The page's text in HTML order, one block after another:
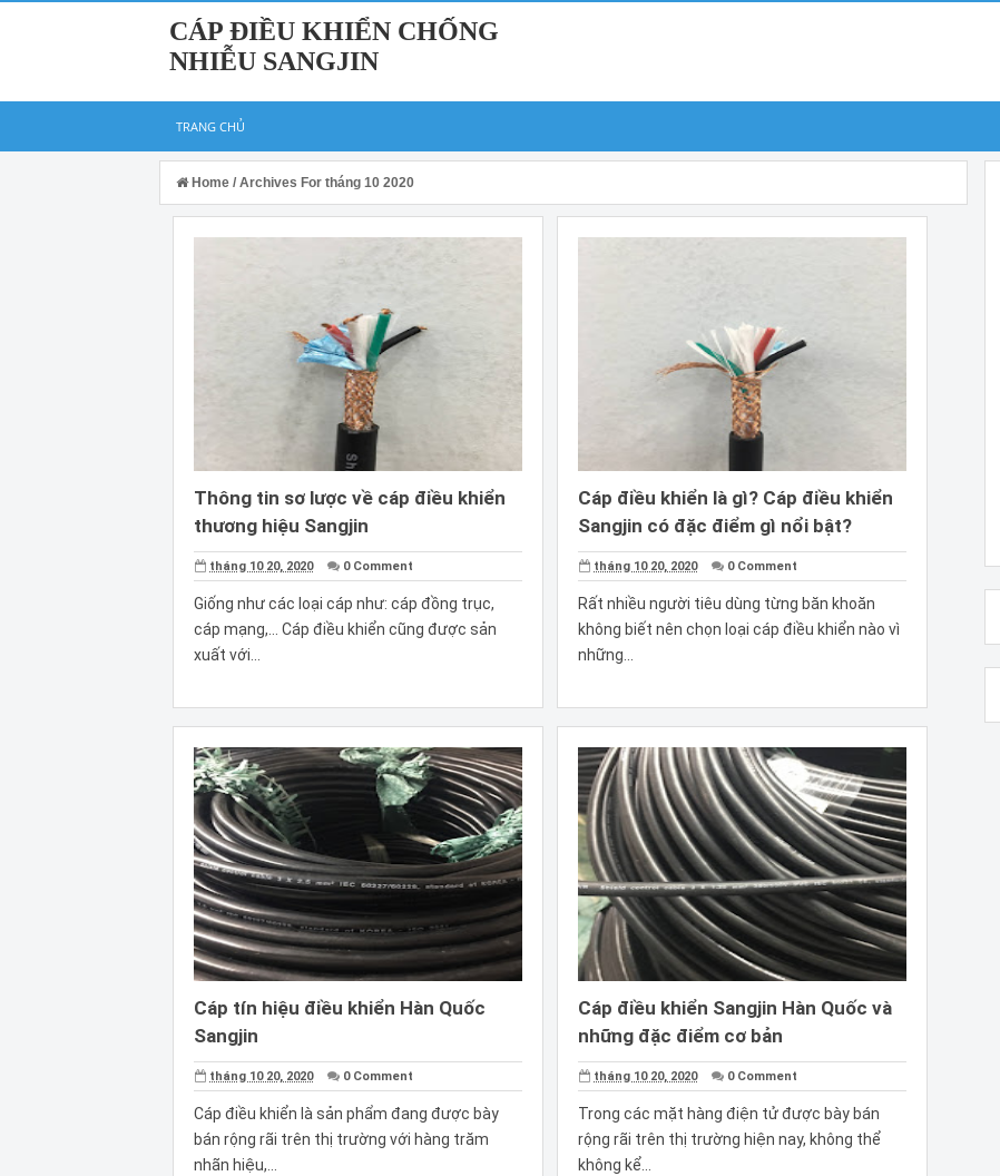
CÁP ĐIỀU KHIỂN CHỐNG
NHIỄU SANGJIN
TRANG CHỦ
Home / Archives For tháng 10 2020
Thông tin sơ lược về cáp điều khiển
thương hiệu Sangjin
tháng 10 20, 2020 0 Comment
Giống như các loại cáp như: cáp đồng trục,
cáp mạng,… Cáp điều khiển cũng được sản
xuất với...
Cáp điều khiển là gì? Cáp điều khiển
Sangjin có đặc điểm gì nổi bật?
tháng 10 20, 2020 0 Comment
Rất nhiều người tiêu dùng từng băn khoăn
không biết nên chọn loại cáp điều khiển nào vì
những...
Cáp tín hiệu điều khiển Hàn Quốc
Sangjin
tháng 10 20, 2020 0 Comment
Cáp điều khiển là sản phẩm đang được bày
bán rộng rãi trên thị trường với hàng trăm
nhãn hiệu,...
Cáp điều khiển Sangjin Hàn Quốc và
những đặc điểm cơ bản
tháng 10 20, 2020 0 Comment
Trong các mặt hàng điện tử được bày bán
rộng rãi trên thị trường hiện nay, không thể
không kể...